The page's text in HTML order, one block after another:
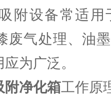
附设备常适用
废气处理、油
为广泛。
附净化箱工作原